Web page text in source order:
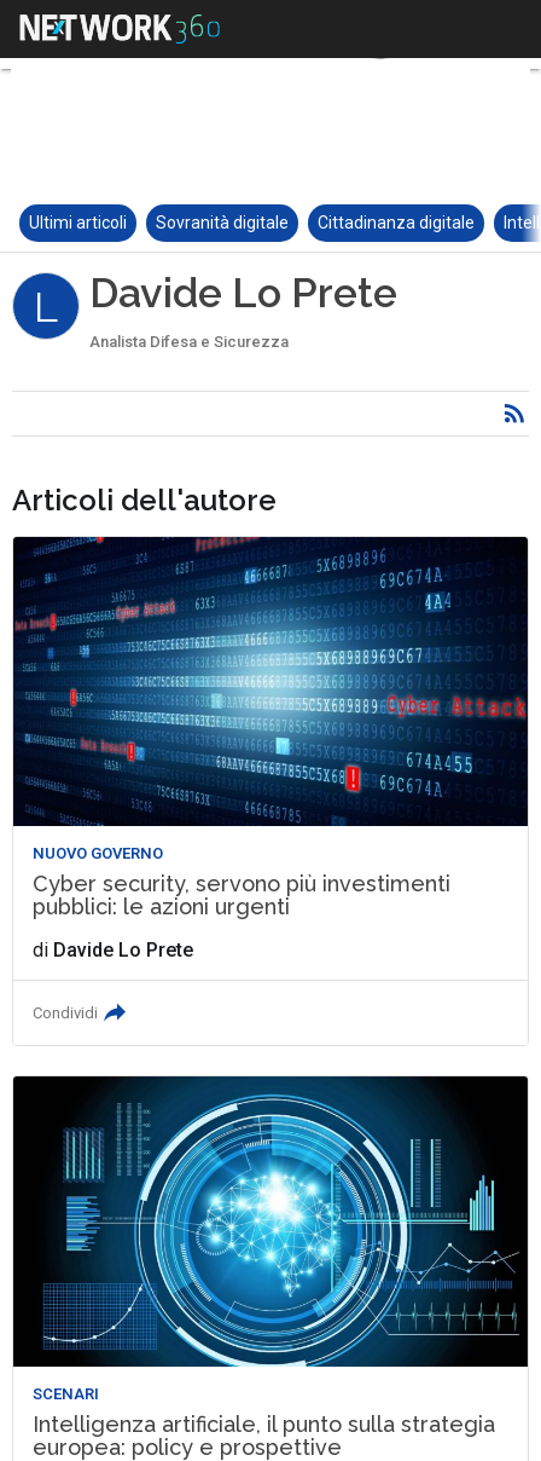
Ultimi articoli Sovranità digitale Cittadinanza digitale
L Davide Lo Prete
Analista Difesa e Sicurezza
Articoli dell'autore
NUOVO GOVERNO
Cyber security, servono più investimenti
pubblici: le azioni urgenti
di Davide Lo Prete
Condividi
SCENARI
Intelligenza artificiale, il punto sulla strategia
europea: policy e prospettive